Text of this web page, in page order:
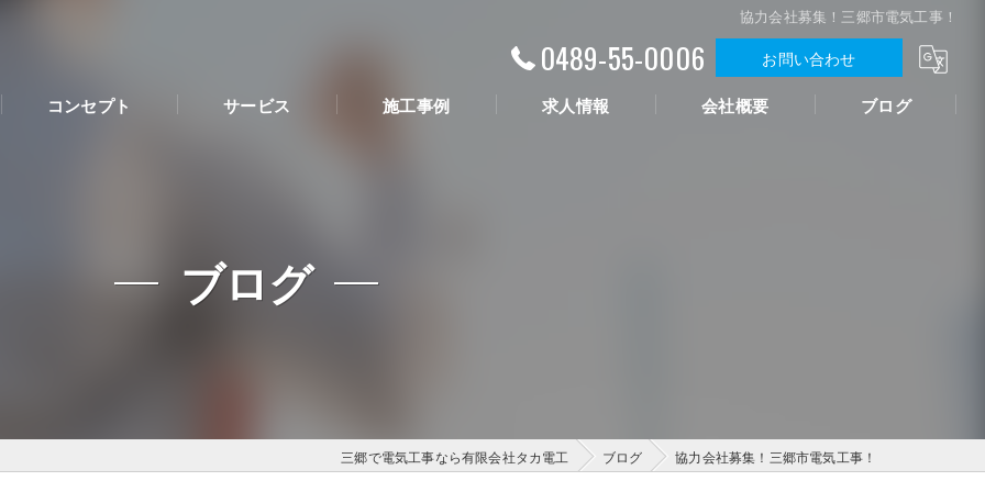
協力会社募集！三郷市電気工事！
0489-55-0006 お問い合わせ
コンセプト サービス 施工事例 求人情報 会社概要 ブログ
ブログ
三郷で電気工事なら有限会社タカ電工 ブログ 協力会社募集！三郷市電気工事！